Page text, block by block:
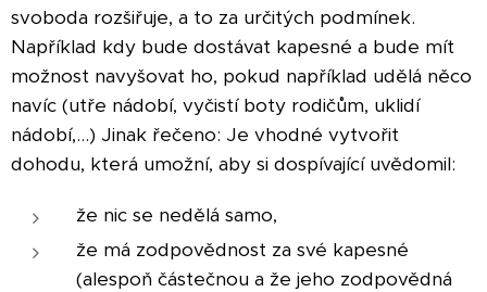
svoboda rozšiřuje, a to za určitých podmínek.
Například kdy bude dostávat kapesné a bude mít
možnost navyšovat ho, pokud například udělá něco
navíc (utře nádobí, vyčistí boty rodičům, uklidí
nádobí,...) Jinak řečeno: Je vhodné vytvořit
dohodu, která umožní, aby si dospívající uvědomil:
že nic se nedělá samo,
že má zodpovědnost za své kapesné
(alespoň částečnou a že jeho zodpovědná